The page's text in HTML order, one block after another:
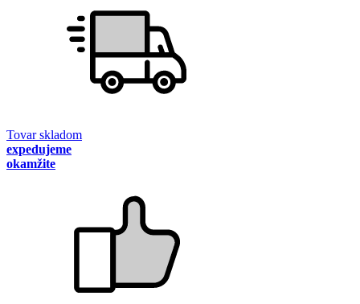
Tovar skladom
expedujeme
okamžite